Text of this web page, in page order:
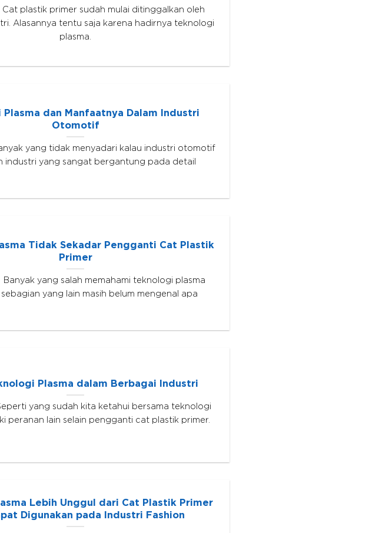
Cat plastik primer sudah mulai ditinggalkan oleh
Alasannya tentu saja karena hadirnya teknologi
plasma.
Plasma dan Manfaatnya Dalam Industri
Otomotif
yang tidak menyadari kalau industri otomotif
industri yang sangat bergantung pada detail
Tidak Sekadar Pengganti Cat Plastik
Primer
Banyak yang salah memahami teknologi plasma
yang lain masih belum mengenal apa
Plasma dalam Berbagai Industri
yang sudah kita ketahui bersama teknologi
peranan lain selain pengganti cat plastik primer.
Lebih Unggul dari Cat Plastik Primer
Digunakan pada Industri Fashion